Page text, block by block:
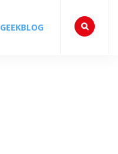
GEEKBLOG